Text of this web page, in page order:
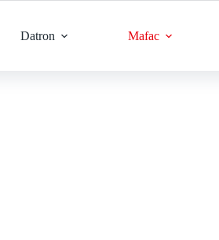
Datron Mafac